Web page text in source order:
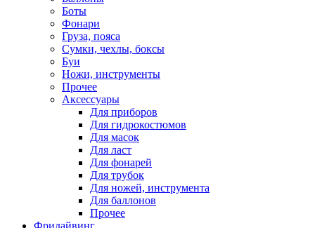
Боты
Фонари
Груза, пояса
Сумки, чехлы, боксы
Буи
Ножи, инструменты
Прочее
Аксессуары
Для приборов
Для гидрокостюмов
Для масок
Для ласт
Для фонарей
Для трубок
Для ножей, инструмента
Для баллонов
Прочее
Фридайвинг